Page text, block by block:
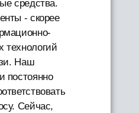
средства.
- скорее
технологий
Наш
постоянно
Сейчас,